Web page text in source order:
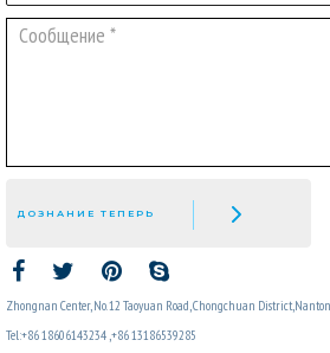
ДОЗНАНИЕ ТЕПЕРЬ
Zhongnan Center, No. 12 Taoyuan Road, Chongchuan
Tel:+86 18606143234 ,+86 13186539285